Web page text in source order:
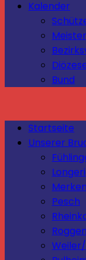
Kalender
Bund
Startseite
Unserer
Pesch